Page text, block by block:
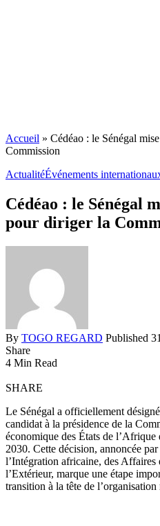
Accueil » Cédéao : le Sénégal
Commission
ActualitéÉvénements
Cédéao : le Sénégal
pour diriger la
By TOGO REGARD Published
Share
4 Min Read
SHARE
Le Sénégal a officiellement
candidat à la présidence de la
économique des États de
2030. Cette décision, annoncée
l’Intégration africaine, des Affaires
l’Extérieur, marque une étape
transition à la tête de l’organisation